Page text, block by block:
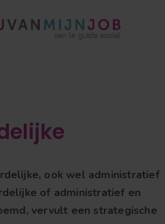
ook wel administratief
of administratief en
vervult een strategische